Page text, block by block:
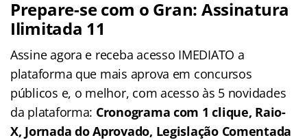
Prepare-se com o Gran: Assinatura
Ilimitada 11
Assine agora e receba acesso IMEDIATO a
plataforma que mais aprova em concursos
públicos e, o melhor, com acesso às 5 novidades
da plataforma: Cronograma com 1 clique, Raio-
X, Jornada do Aprovado, Legislação Comentada